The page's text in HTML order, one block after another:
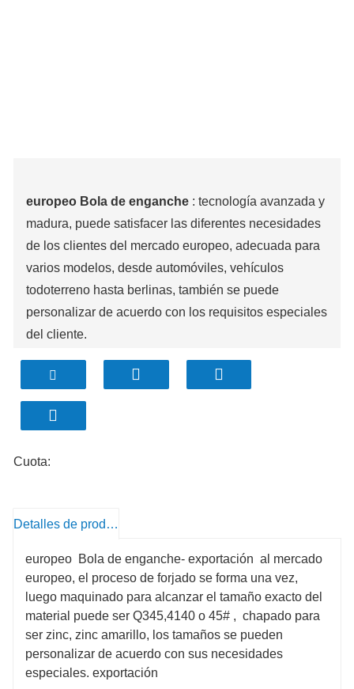
europeo Bola de enganche : tecnología avanzada y
madura, puede satisfacer las diferentes necesidades
de los clientes del mercado europeo, adecuada para
varios modelos, desde automóviles, vehículos
todoterreno hasta berlinas, también se puede
personalizar de acuerdo con los requisitos especiales
del cliente.
Cuota:
Detalles de producto
europeo Bola de enganche- exportación al mercado
europeo, el proceso de forjado se forma una vez,
luego maquinado para alcanzar el tamaño exacto del
material puede ser Q345,4140 o 45# , chapado para
ser zinc, zinc amarillo, los tamaños se pueden
personalizar de acuerdo con sus necesidades
especiales. exportación